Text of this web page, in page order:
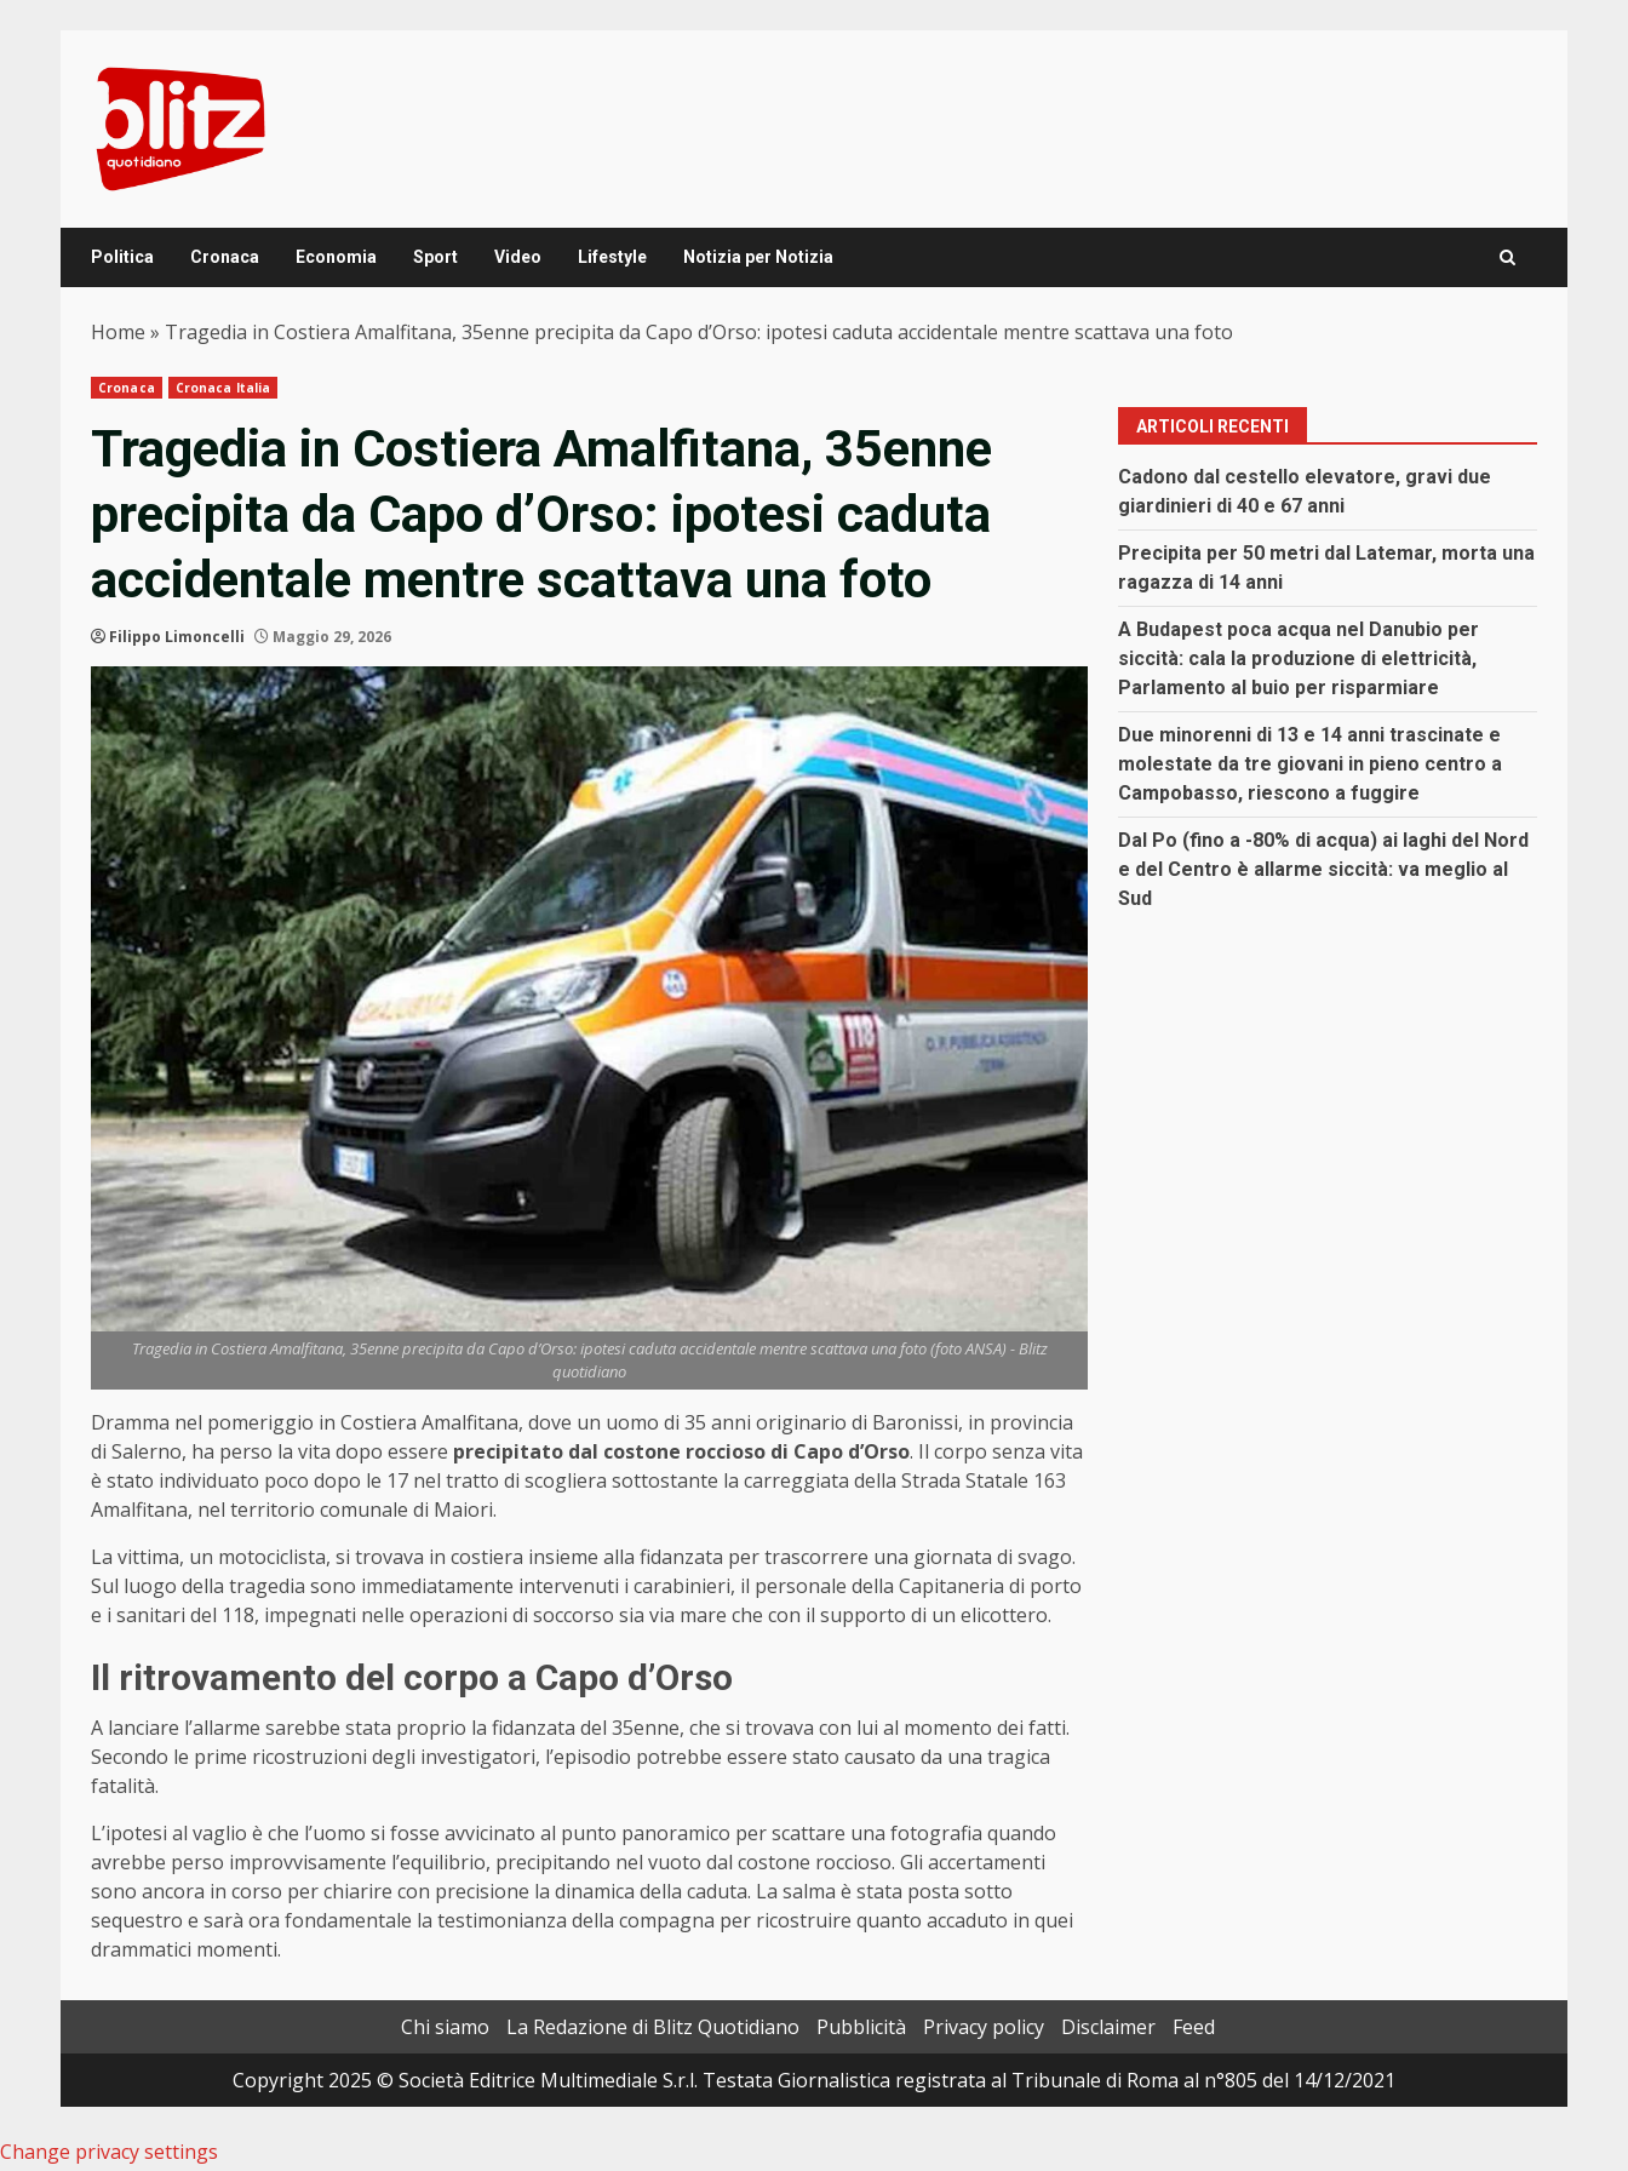
content
Politica Cronaca Economia Sport Video Lifestyle Notizia per Notizia
Home » Tragedia in Costiera Amalfitana, 35enne precipita da Capo d’Orso: ipotesi caduta accidentale mentre scattava una foto
Cronaca Cronaca Italia
Tragedia in Costiera Amalfitana, 35enne
precipita da Capo d’Orso: ipotesi caduta
accidentale mentre scattava una foto
Filippo Limoncelli Maggio 29, 2026
Tragedia in Costiera Amalfitana, 35enne precipita da Capo d’Orso: ipotesi caduta accidentale mentre scattava una foto (foto ANSA) - Blitz
quotidiano
Dramma nel pomeriggio in Costiera Amalfitana, dove un uomo di 35 anni originario di Baronissi, in provincia
di Salerno, ha perso la vita dopo essere precipitato dal costone roccioso di Capo d’Orso. Il corpo senza vita
è stato individuato poco dopo le 17 nel tratto di scogliera sottostante la carreggiata della Strada Statale 163
Amalfitana, nel territorio comunale di Maiori.
La vittima, un motociclista, si trovava in costiera insieme alla fidanzata per trascorrere una giornata di svago.
Sul luogo della tragedia sono immediatamente intervenuti i carabinieri, il personale della Capitaneria di porto
e i sanitari del 118, impegnati nelle operazioni di soccorso sia via mare che con il supporto di un elicottero.
Il ritrovamento del corpo a Capo d’Orso
A lanciare l’allarme sarebbe stata proprio la fidanzata del 35enne, che si trovava con lui al momento dei fatti.
Secondo le prime ricostruzioni degli investigatori, l’episodio potrebbe essere stato causato da una tragica
fatalità.
L’ipotesi al vaglio è che l’uomo si fosse avvicinato al punto panoramico per scattare una fotografia quando
avrebbe perso improvvisamente l’equilibrio, precipitando nel vuoto dal costone roccioso. Gli accertamenti
sono ancora in corso per chiarire con precisione la dinamica della caduta. La salma è stata posta sotto
sequestro e sarà ora fondamentale la testimonianza della compagna per ricostruire quanto accaduto in quei
drammatici momenti.
ARTICOLI RECENTI
Cadono dal cestello elevatore, gravi due
giardinieri di 40 e 67 anni
Precipita per 50 metri dal Latemar, morta una
ragazza di 14 anni
A Budapest poca acqua nel Danubio per
siccità: cala la produzione di elettricità,
Parlamento al buio per risparmiare
Due minorenni di 13 e 14 anni trascinate e
molestate da tre giovani in pieno centro a
Campobasso, riescono a fuggire
Dal Po (fino a -80% di acqua) ai laghi del Nord
e del Centro è allarme siccità: va meglio al
Sud
Chi siamo La Redazione di Blitz Quotidiano Pubblicità Privacy policy Disclaimer
Feed
Copyright 2025 © Società Editrice Multimediale S.r.l. Testata Giornalistica registrata al Tribunale di Roma al n°805 del 14/12/2021
Change privacy settings